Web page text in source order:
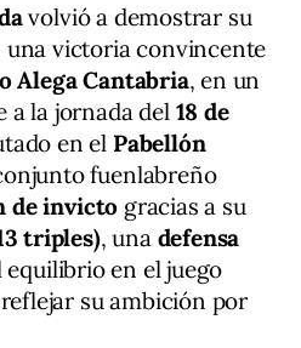
volvió a demostrar su
una victoria convincente
Alega Cantabria, en un
a la jornada del 18 de
en el Pabellón
fuenlabreño
de invicto gracias a su
triples), una defensa
en el juego
su ambición por